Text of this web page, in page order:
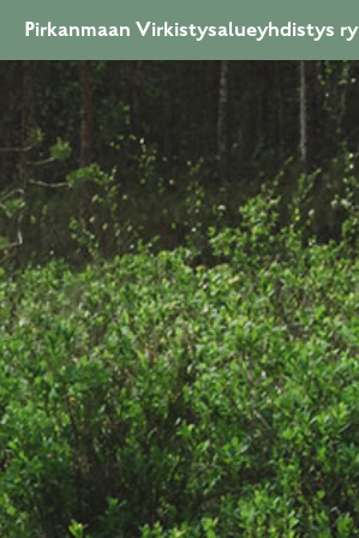
Pirkanmaan Virkistysalueyhdistys ry